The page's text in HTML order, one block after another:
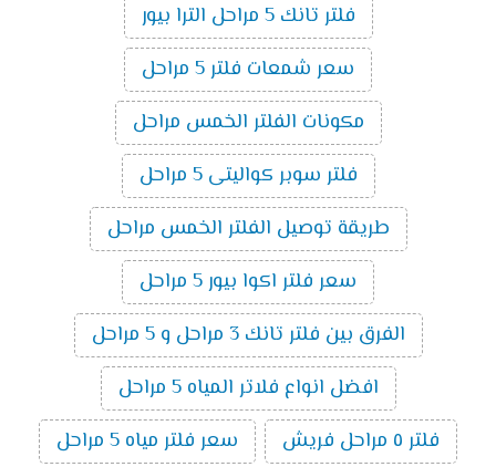
فلتر تانك 5 مراحل الترا بيور
سعر شمعات فلتر 5 مراحل
مكونات الفلتر الخمس مراحل
فلتر سوبر كواليتى 5 مراحل
طريقة توصيل الفلتر الخمس مراحل
سعر فلتر اكوا بيور 5 مراحل
الفرق بين فلتر تانك 3 مراحل و 5 مراحل
افضل انواع فلاتر المياه 5 مراحل
فلتر ٥ مراحل فريش
سعر فلتر مياه 5 مراحل